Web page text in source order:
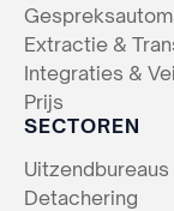
Extractie &
Integraties &
Prijs
SECTOREN
Uitzendbureaus
Detachering